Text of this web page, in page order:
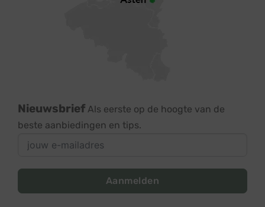
Nieuwsbrief Als eerste op de hoogte van de
beste aanbiedingen en tips.
Aanmelden